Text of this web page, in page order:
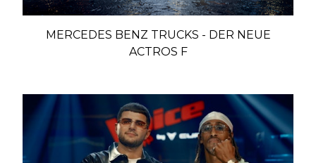
MERCEDES BENZ TRUCKS - DER NEUE
ACTROS F